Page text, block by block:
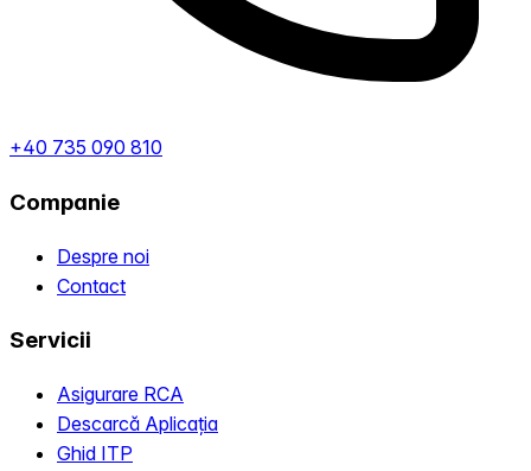
+40 735 090 810
Companie
Despre noi
Contact
Servicii
Asigurare RCA
Descarcă Aplicația
Ghid ITP